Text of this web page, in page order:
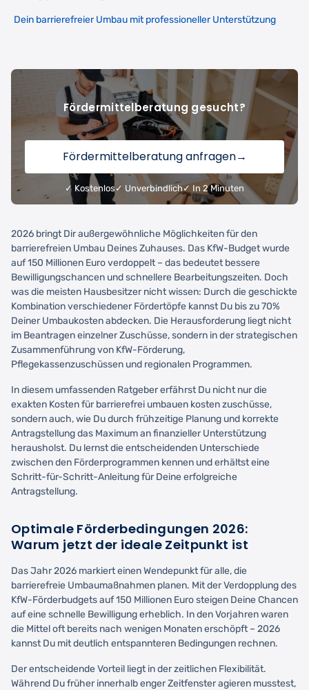
Dein barrierefreier Umbau mit professioneller Unterstützung
Fördermittelberatung gesucht?
Fördermittelberatung anfragen→
✓ Kostenlos ✓ Unverbindlich✓ In 2 Minuten
2026 bringt Dir außergewöhnliche Möglichkeiten für den
barrierefreien Umbau Deines Zuhauses. Das KfW-Budget wurde
auf 150 Millionen Euro verdoppelt – das bedeutet bessere
Bewilligungschancen und schnellere Bearbeitungszeiten. Doch
was die meisten Hausbesitzer nicht wissen: Durch die geschickte
Kombination verschiedener Fördertöpfe kannst Du bis zu 70%
Deiner Umbaukosten abdecken. Die Herausforderung liegt nicht
im Beantragen einzelner Zuschüsse, sondern in der strategischen
Zusammenführung von KfW-Förderung,
Pflegekassenzuschüssen und regionalen Programmen.
In diesem umfassenden Ratgeber erfährst Du nicht nur die
exakten Kosten für barrierefrei umbauen kosten zuschüsse,
sondern auch, wie Du durch frühzeitige Planung und korrekte
Antragstellung das Maximum an finanzieller Unterstützung
herausholst. Du lernst die entscheidenden Unterschiede
zwischen den Förderprogrammen kennen und erhältst eine
Schritt-für-Schritt-Anleitung für Deine erfolgreiche
Antragstellung.
Optimale Förderbedingungen 2026:
Warum jetzt der ideale Zeitpunkt ist
Das Jahr 2026 markiert einen Wendepunkt für alle, die
barrierefreie Umbaumaßnahmen planen. Mit der Verdopplung des
KfW-Förderbudgets auf 150 Millionen Euro steigen Deine Chancen
auf eine schnelle Bewilligung erheblich. In den Vorjahren waren
die Mittel oft bereits nach wenigen Monaten erschöpft – 2026
kannst Du mit deutlich entspannteren Bedingungen rechnen.
Der entscheidende Vorteil liegt in der zeitlichen Flexibilität.
Während Du früher innerhalb enger Zeitfenster agieren musstest,